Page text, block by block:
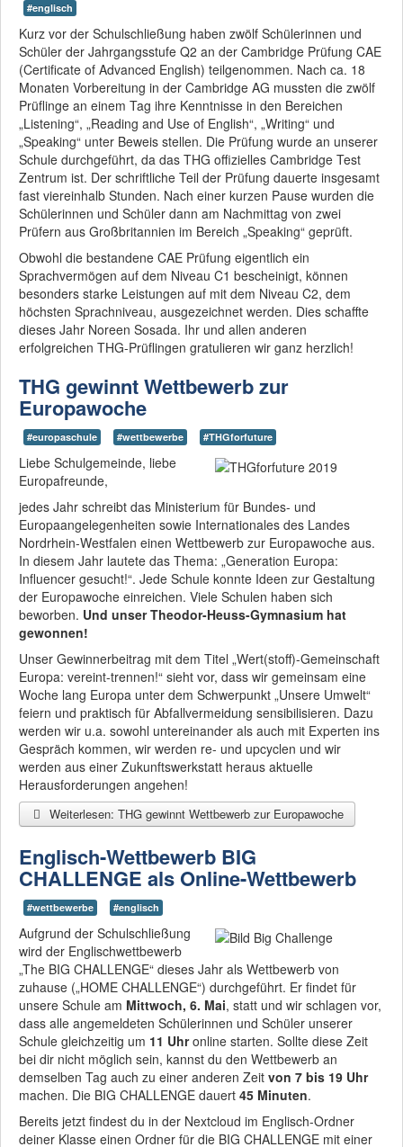
#englisch
Kurz vor der Schulschließung haben zwölf Schülerinnen und
Schüler der Jahrgangsstufe Q2 an der Cambridge Prüfung CAE
(Certificate of Advanced English) teilgenommen. Nach ca. 18
Monaten Vorbereitung in der Cambridge AG mussten die zwölf
Prüflinge an einem Tag ihre Kenntnisse in den Bereichen
„Listening“, „Reading and Use of English“, „Writing“ und
„Speaking“ unter Beweis stellen. Die Prüfung wurde an unserer
Schule durchgeführt, da das THG offizielles Cambridge Test
Zentrum ist. Der schriftliche Teil der Prüfung dauerte insgesamt
fast viereinhalb Stunden. Nach einer kurzen Pause wurden die
Schülerinnen und Schüler dann am Nachmittag von zwei
Prüfern aus Großbritannien im Bereich „Speaking“ geprüft.
Obwohl die bestandene CAE Prüfung eigentlich ein
Sprachvermögen auf dem Niveau C1 bescheinigt, können
besonders starke Leistungen auf mit dem Niveau C2, dem
höchsten Sprachniveau, ausgezeichnet werden. Dies schaffte
dieses Jahr Noreen Sosada. Ihr und allen anderen
erfolgreichen THG-Prüflingen gratulieren wir ganz herzlich!
THG gewinnt Wettbewerb zur
Europawoche
#europaschule #wettbewerbe #THGforfuture
Liebe Schulgemeinde, liebe
Europafreunde,
jedes Jahr schreibt das Ministerium für Bundes- und
Europaangelegenheiten sowie Internationales des Landes
Nordrhein-Westfalen einen Wettbewerb zur Europawoche aus.
In diesem Jahr lautete das Thema: „Generation Europa:
Influencer gesucht!“. Jede Schule konnte Ideen zur Gestaltung
der Europawoche einreichen. Viele Schulen haben sich
beworben. Und unser Theodor-Heuss-Gymnasium hat
gewonnen!
Unser Gewinnerbeitrag mit dem Titel „Wert(stoff)-Gemeinschaft
Europa: vereint-trennen!“ sieht vor, dass wir gemeinsam eine
Woche lang Europa unter dem Schwerpunkt „Unsere Umwelt“
feiern und praktisch für Abfallvermeidung sensibilisieren. Dazu
werden wir u.a. sowohl untereinander als auch mit Experten ins
Gespräch kommen, wir werden re- und upcyclen und wir
werden aus einer Zukunftswerkstatt heraus aktuelle
Herausforderungen angehen!
Weiterlesen: THG gewinnt Wettbewerb zur Europawoche
Englisch-Wettbewerb BIG
CHALLENGE als Online-Wettbewerb
#wettbewerbe #englisch
Aufgrund der Schulschließung
wird der Englischwettbewerb
„The BIG CHALLENGE“ dieses Jahr als Wettbewerb von
zuhause („HOME CHALLENGE“) durchgeführt. Er findet für
unsere Schule am Mittwoch, 6. Mai, statt und wir schlagen vor,
dass alle angemeldeten Schülerinnen und Schüler unserer
Schule gleichzeitig um 11 Uhronline starten. Sollte diese Zeit
bei dir nicht möglich sein, kannst du den Wettbewerb an
demselben Tag auch zu einer anderen Zeit von 7 bis 19 Uhr
machen. Die BIG CHALLENGE dauert 45 Minuten.
Bereits jetzt findest du in der Nextcloud im Englisch-Ordner
deiner Klasse einen Ordner für die BIG CHALLENGE mit einer